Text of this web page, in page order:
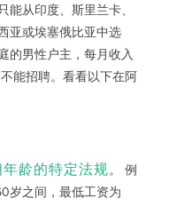
从印度、斯里兰卡、
亚或埃塞俄比亚中选
的男性户主，每月收入
能招聘。看看以下在阿
龄的特定法规。 例
岁之间，最低工资为